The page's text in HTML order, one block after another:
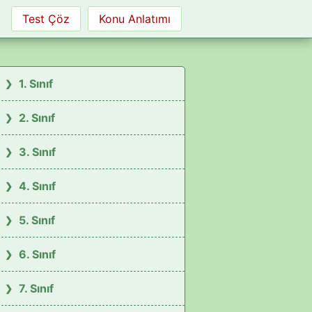
Test Çöz Konu Anlatımı
1. Sınıf
2. Sınıf
3. Sınıf
4. Sınıf
5. Sınıf
6. Sınıf
7. Sınıf